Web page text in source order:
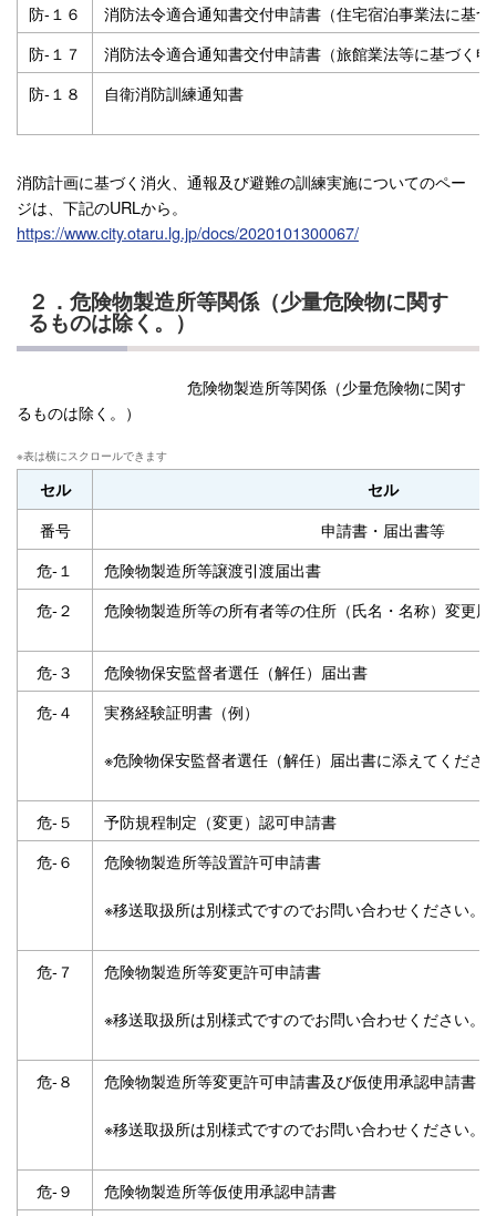
防-１６
消防法令適合通知書交付申請書（住宅宿泊事業法に基
防-１７
消防法令適合通知書交付申請書（旅館業法等に基づく
防‐１８
自衛消防訓練通知書
消防計画に基づく消火、通報及び避難の訓練実施についてのペー
ジは、下記のURLから。
https://www.city.otaru.lg.jp/docs/2020101300067/
２．危険物製造所等関係（少量危険物に関す
るものは除く。）
危険物製造所等関係（少量危険物に関す
るものは除く。）
セル セル
番号
申請書・届出書等
危‐１
危険物製造所等譲渡引渡届出書
危‐２
危険物製造所等の所有者等の住所（氏名・名称）変更届
危‐３
危険物保安監督者選任（解任）届出書
危‐４
実務経験証明書（例）
※危険物保安監督者選任（解任）届出書に添えてくださ
危‐５
予防規程制定（変更）認可申請書
危‐６
危険物製造所等設置許可申請書
※移送取扱所は別様式ですのでお問い合わせください。
危‐７ 危険物製造所等変更許可申請書
※移送取扱所は別様式ですのでお問い合わせください。
危‐８ 危険物製造所等変更許可申請書及び仮使用承認申請書
※移送取扱所は別様式ですのでお問い合わせください。
危‐９ 危険物製造所等仮使用承認申請書